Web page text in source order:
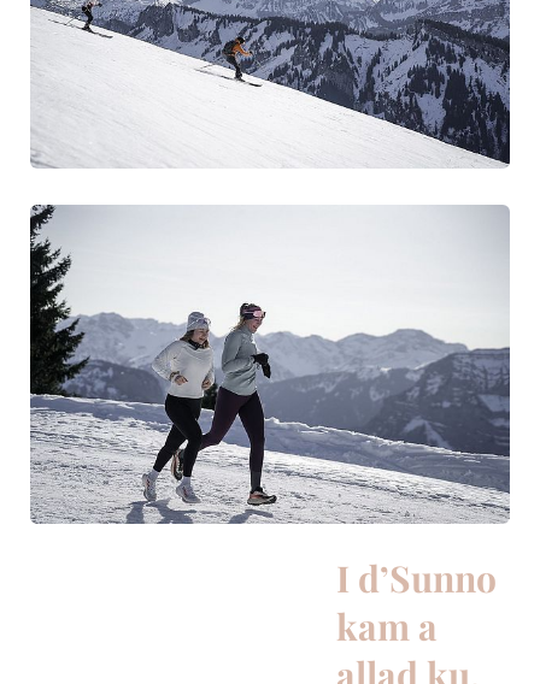
I d’Sunno
kam a